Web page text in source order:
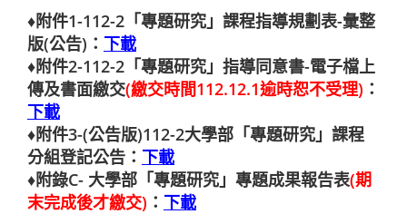
♦附件1-112-2「專題研究」課程指導規劃表-彙整
版(公告)： 下載
♦附件2-112-2「專題研究」指導同意書-電子檔上
傳及書面繳交(繳交時間112.12.1逾時恕不受理) ：
下載
♦附件3-(公告版)112-2大學部「專題研究」課程
分組登記公告： 下載
♦附錄C- 大學部「專題研究」專題成果報告表(期
末完成後才繳交) ： 下載